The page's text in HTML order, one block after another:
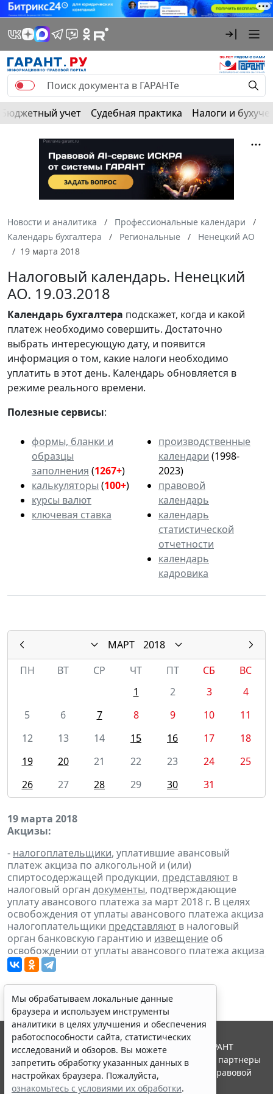
Бюджетный учет Судебная практика Налоги и
Новости и аналитика
Профессиональные календари
Календарь бухгалтера
Региональные
Ненецкий АО
19 марта 2018
Налоговый календарь. Ненецкий
АО. 19.03.2018
Календарьбухгалтера подскажет, когда и какой
платеж необходимо совершить. Достаточно
выбрать интересующую дату, и появится
информация о том, какие налоги необходимо
уплатить в этот день. Календарь обновляется в
режиме реального времени.
Полезные сервисы:
формы, бланки и
образцы
заполнения (1267+)
калькуляторы (100+)
курсы валют
ключевая ставка
производственные
календари (1998-
2023)
правовой
календарь
календарь
статистической
отчетности
календарь
кадровика
МАРТ
2018
ПН
ВТ СР ЧТ ПТ СБ
ВС
1
2 3
4
5
6 7 8 9 10
11
12
13 14 15 16 17
18
19
20 21 22 23 24
25
26
27 28 29 30 31
19 марта 2018
Акцизы:
- налогоплательщики, уплатившие авансовый
платеж акциза по алкогольной и (или)
спиртосодержащей продукции, представляют в
налоговый орган документы, подтверждающие
уплату авансового платежа за март 2018 г. В целях
освобождения от уплаты авансового платежа акциза
налогоплательщики представляют в налоговый
орган банковскую гарантию и извещение об
освобождении от уплаты авансового платежа акциза
Мы обрабатываем локальные данные
браузера и используем инструменты
аналитики в целях улучшения и обеспечения
работоспособности сайта, статистических
исследований и обзоров. Вы можете
запретить обработку указанных данных в
настройках браузера. Пожалуйста,
ознакомьтесь с условиями их обработки.
© ООО "НПП "ГАРАНТ-СЕРВИС", 2026. Система ГАРАНТ
выпускается с 1990 года. Компания "Гарант" и ее партнеры
являются участниками Российской ассоциации правовой
информации ГАРАНТ.